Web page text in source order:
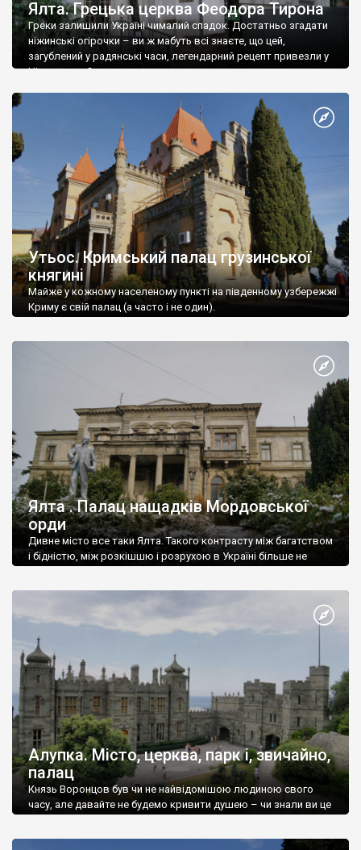
Ялта. Грецька церква Феодора Тирона
Греки залишили Україні чималий спадок. Достатньо згадати
ніжинські огірочки – ви ж мабуть всі знаєте, що цей,
загублений у радянські часи, легендарний рецепт привезли у
Ніжин греки?
Утьос. Кримський палац грузинської
княгині
Майже у кожному населеному пункті на південному узбережжі
Криму є свій палац (а часто і не один).
Ялта . Палац нащадків Мордовської
орди
Дивне місто все таки Ялта. Такого контрасту між багатством
і бідністю, між розкішшю і розрухою в Україні більше не
Алупка. Місто, церква, парк і, звичайно,
палац
Князь Воронцов був чи не найвідомішою людиною свого
часу, але давайте не будемо кривити душею – чи знали ви це